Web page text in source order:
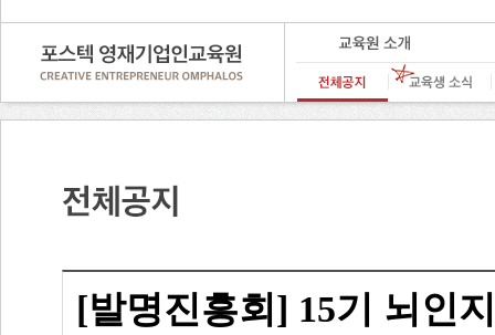
[발명진흥회] 15기 뇌인